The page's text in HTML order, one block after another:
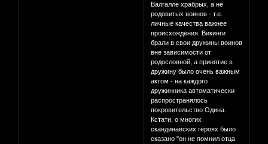
Валгалле храбрых, а не
родовитых воинов - т.е.
личные качества важнее
происхождения. Викинги
брали в свои дружины воинов
вне зависимости от
родословной, а принятие в
дружину было очень важным
актом - на каждого
дружинника автоматически
распространялось
покровительство Одина.
Кстати, о многих
скандинавских героях было
сказано "он не помнил отца